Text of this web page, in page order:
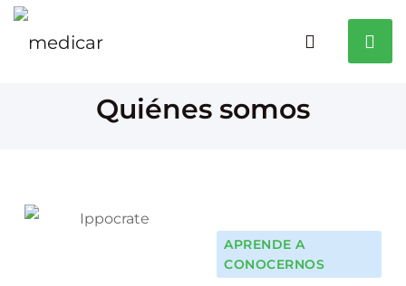
Quiénes somos
APRENDE A
CONOCERNOS